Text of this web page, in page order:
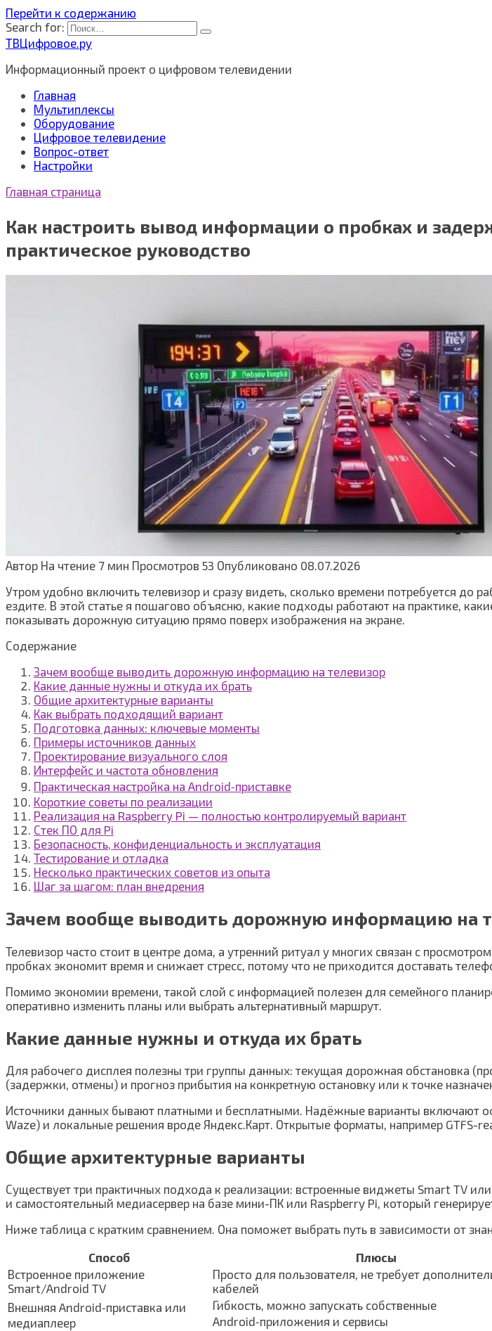
Перейти к содержанию
Search for:
ТВЦифровое.ру
Информационный проект о цифровом телевидении
Главная
Мультиплексы
Оборудование
Цифровое телевидение
Вопрос-ответ
Настройки
Главная страница
Как настроить вывод информации о пробках и
практическое руководство
Автор На чтение 7 мин Просмотров 53 Опубликовано 08.07.2026
Утром удобно включить телевизор и сразу видеть, сколько времени потребуется до
ездите. В этой статье я пошагово объясню, какие подходы работают на практике,
показывать дорожную ситуацию прямо поверх изображения на экране.
Содержание
Зачем вообще выводить дорожную информацию на телевизор
Какие данные нужны и откуда их брать
Общие архитектурные варианты
Как выбрать подходящий вариант
Подготовка данных: ключевые моменты
Примеры источников данных
Проектирование визуального слоя
Интерфейс и частота обновления
Практическая настройка на Android‑приставке
Короткие советы по реализации
Реализация на Raspberry Pi — полностью контролируемый вариант
Стек ПО для Pi
Безопасность, конфиденциальность и эксплуатация
Тестирование и отладка
Несколько практических советов из опыта
Шаг за шагом: план внедрения
Зачем вообще выводить дорожную информацию на
Телевизор часто стоит в центре дома, а утренний ритуал у многих связан с
пробках экономит время и снижает стресс, потому что не приходится доставать
Помимо экономии времени, такой слой с информацией полезен для семейного
оперативно изменить планы или выбрать альтернативный маршрут.
Какие данные нужны и откуда их брать
Для рабочего дисплея полезны три группы данных: текущая дорожная обстановка
(задержки, отмены) и прогноз прибытия на конкретную остановку или к точке
Источники данных бывают платными и бесплатными. Надёжные варианты включают
Waze) и локальные решения вроде Яндекс.Карт. Открытые форматы, например GTFS-
Общие архитектурные варианты
Существует три практичных подхода к реализации: встроенные виджеты Smart TV
и самостоятельный медиасервер на базе мини-ПК или Raspberry Pi, который
Ниже таблица с кратким сравнением. Она поможет выбрать путь в зависимости от
Способ
Плюсы
Встроенное приложение
Smart/Android TV
Просто для пользователя, не требует
кабелей
Внешняя Android‑приставка или
медиаплеер
Гибкость, можно запускать собственные
Android‑приложения и сервисы